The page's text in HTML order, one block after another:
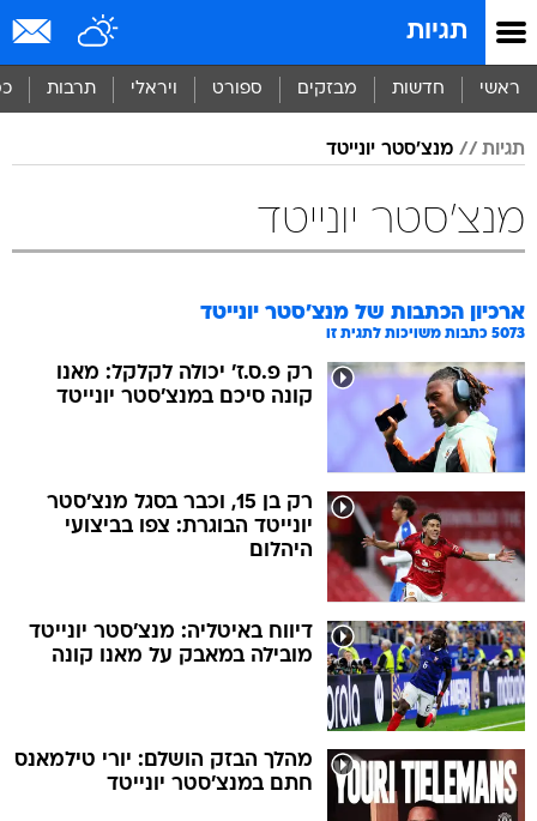
תגיות
ראשי חדשות מבזקים ספורט ויראלי תרבות
תגיות מנצ'סטר יונייטד
מנצ'סטר יונייטד
ארכיון הכתבות של מנצ'סטר יונייטד
5073 כתבות משויכות לתגית זו
רק פ.ס.ז' יכולה לקלקל: מאנו
קונה סיכם במנצ'סטר יונייטד
רק בן 15, וכבר בסגל מנצ'סטר
יונייטד הבוגרת: צפו בביצועי
היהלום
דיווח באיטליה: מנצ'סטר יונייטד
מובילה במאבק על מאנו קונה
מהלך הבזק הושלם: יורי טילמאנס
חתם במנצ'סטר יונייטד